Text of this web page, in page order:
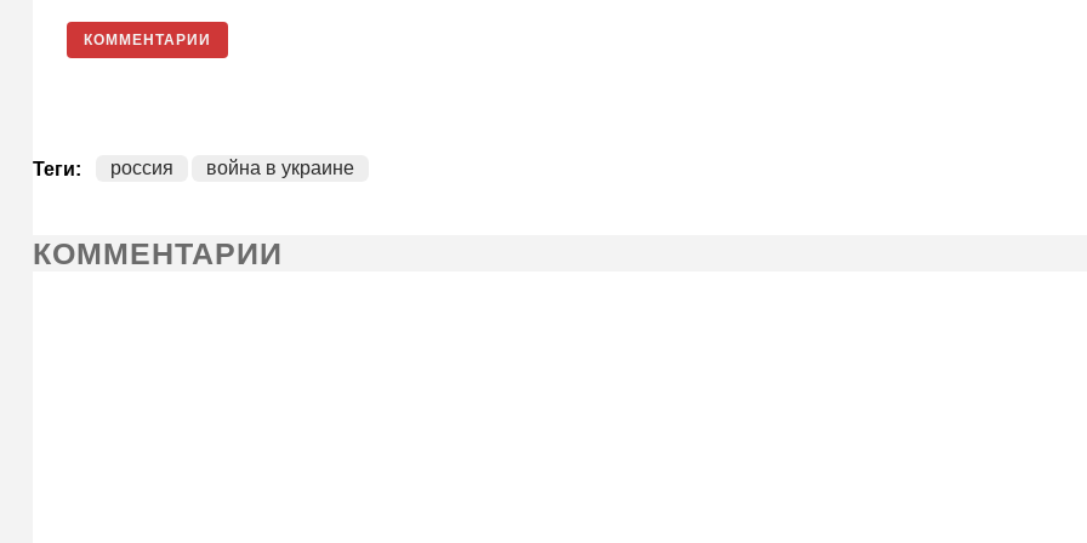
КОММЕНТАРИИ
Теги: россия война в украине
КОММЕНТАРИИ